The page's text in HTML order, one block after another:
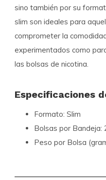
sino también por su
slim son ideales para
comprometer la
experimentados como
las bolsas de nicotina.
Especificaciones
Formato: Slim
Bolsas por Bandeja:
Peso por Bolsa